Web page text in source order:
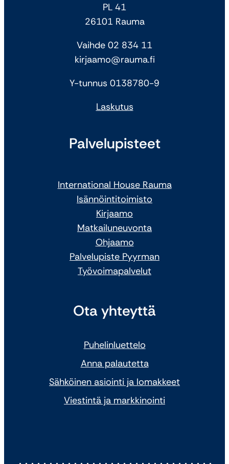
PL 41
26101 Rauma
Vaihde 02 834 11
kirjaamo@rauma.fi
Y-tunnus 0138780-9
Laskutus
Palvelupisteet
International House Rauma
Isännöintitoimisto
Kirjaamo
Matkailuneuvonta
Ohjaamo
Palvelupiste Pyyrman
Työvoimapalvelut
Ota yhteyttä
Puhelinluettelo
Anna palautetta
Sähköinen asiointi ja lomakkeet
Viestintä ja markkinointi